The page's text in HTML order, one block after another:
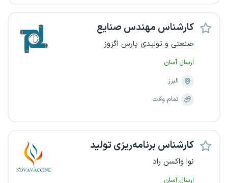
کارشناس مهندس صنایع
صنعتی و تولیدی پارس اگزوز
ارسال آسان
البرز
تمام وقت
کارشناس برنامه‌ریزی تولید
نوا واکسن راد
ارسال آسان